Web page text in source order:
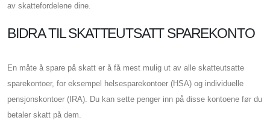
av skattefordelene dine.
BIDRA TIL SKATTEUTSATT SPAREKONTO
En måte å spare på skatt er å få mest mulig ut av alle skatteutsatte
sparekontoer, for eksempel helsesparekontoer (HSA) og individuelle
pensjonskontoer (IRA). Du kan sette penger inn på disse kontoene før du
betaler skatt på dem.